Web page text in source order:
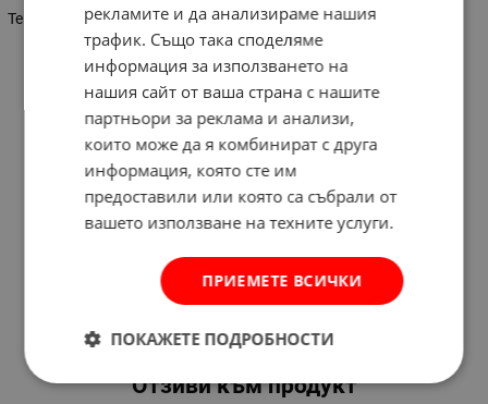
Тегло-6.8 кг.
Отзиви към продукт
рекламите и да анализираме нашия
трафик. Също така споделяме
информация за използването на
нашия сайт от ваша страна с нашите
партньори за реклама и анализи,
които може да я комбинират с друга
информация, която сте им
предоставили или която са събрали от
вашето използване на техните услуги.
ПРИЕМЕТЕ ВСИЧКИ
ПОКАЖЕТЕ ПОДРОБНОСТИ